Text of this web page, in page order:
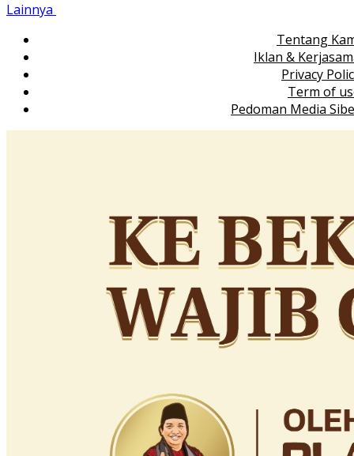
Lainnya
Tentang
Iklan &
Privacy
Term of
Pedoman Media